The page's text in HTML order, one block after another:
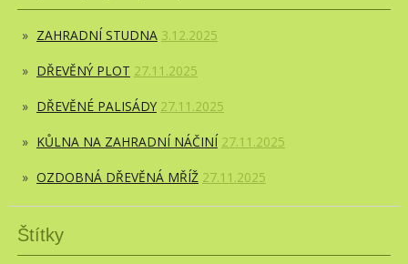
ZAHRADNÍ STUDNA 3.12.2025
DŘEVĚNÝ PLOT 27.11.2025
DŘEVĚNÉ PALISÁDY 27.11.2025
KŮLNA NA ZAHRADNÍ NÁČINÍ 27.11.2025
OZDOBNÁ DŘEVĚNÁ MŘÍŽ 27.11.2025
Štítky